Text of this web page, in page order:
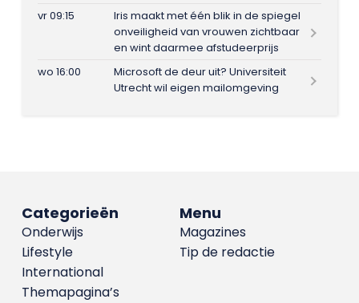
vr 09:15
Iris maakt met één blik in de spiegel
onveiligheid van vrouwen zichtbaar
en wint daarmee afstudeerprijs
wo 16:00
Microsoft de deur uit? Universiteit
Utrecht wil eigen mailomgeving
Menu
Magazines
Tip de redactie
Categorieën
Onderwijs
Lifestyle
International
Themapagina’s